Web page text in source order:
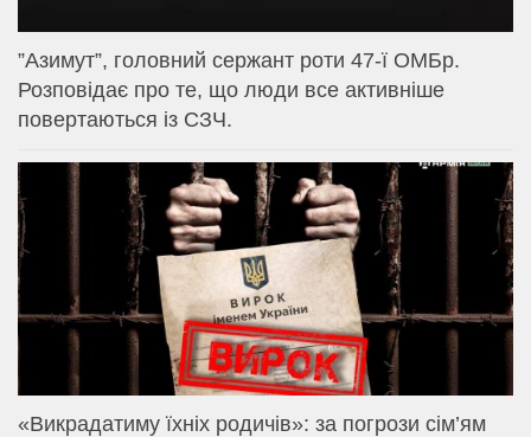
⁨”Азимут”, головний сержант роти 47-ї ОМБр.
Розповідає про те, що люди все активніше
повертаються із СЗЧ.
«Викрадатиму їхніх родичів»: за погрози сім’ям